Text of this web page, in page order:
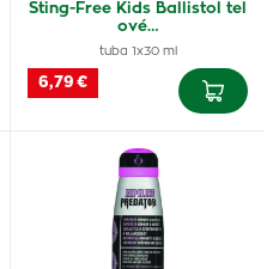
Sting-Free Kids Ballistol tel
ové…
tuba 1x30 ml
6,79 €